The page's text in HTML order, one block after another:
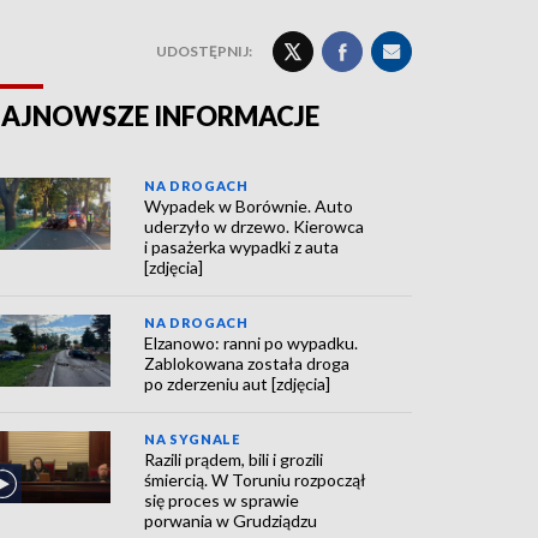
UDOSTĘPNIJ:
INFORMACJE
NA DROGACH
Wypadek w Borównie. Auto
uderzyło w drzewo. Kierowca
i pasażerka wypadki z auta
[zdjęcia]
NA DROGACH
Elzanowo: ranni po wypadku.
Zablokowana została droga
po zderzeniu aut [zdjęcia]
NA SYGNALE
Razili prądem, bili i grozili
śmiercią. W Toruniu rozpoczął
się proces w sprawie
porwania w Grudziądzu